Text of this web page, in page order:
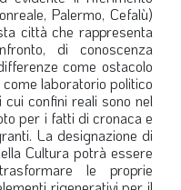
Palermo, Cefalù)
città che rappresenta
di conoscenza
come ostacolo
laboratorio politico
confini reali sono nel
per i fatti di cronaca e
La designazione di
Cultura potrà essere
le proprie